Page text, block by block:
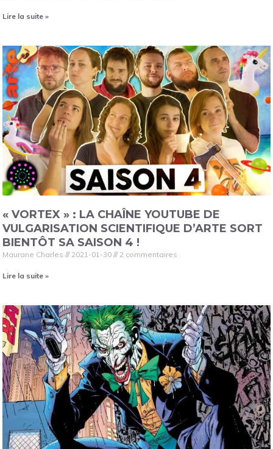
Lire la suite »
« VORTEX » : LA CHAÎNE YOUTUBE DE
VULGARISATION SCIENTIFIQUE D’ARTE SORT
BIENTÔT SA SAISON 4 !
Maurane Charles 2021-01-30 2 commentaires
Lire la suite »